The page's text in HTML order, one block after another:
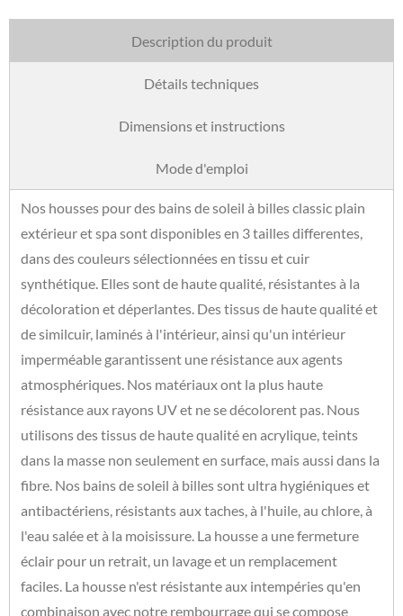
Description du produit
Détails techniques
Dimensions et instructions
Mode d'emploi
Nos housses pour des bains de soleil à billes classic plain
extérieur et spa sont disponibles en 3 tailles differentes,
dans des couleurs sélectionnées en tissu et cuir
synthétique. Elles sont de haute qualité, résistantes à la
décoloration et déperlantes. Des tissus de haute qualité et
de similcuir, laminés à l'intérieur, ainsi qu'un intérieur
imperméable garantissent une résistance aux agents
atmosphériques. Nos matériaux ont la plus haute
résistance aux rayons UV et ne se décolorent pas. Nous
utilisons des tissus de haute qualité en acrylique, teints
dans la masse non seulement en surface, mais aussi dans la
fibre. Nos bains de soleil à billes sont ultra hygiéniques et
antibactériens, résistants aux taches, à l'huile, au chlore, à
l'eau salée et à la moisissure. La housse a une fermeture
éclair pour un retrait, un lavage et un remplacement
faciles. La housse n'est résistante aux intempéries qu'en
combinaison avec notre rembourrage qui se compose